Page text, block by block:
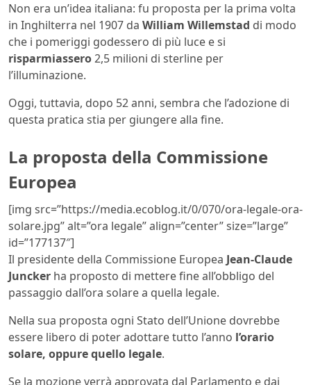
Non era un’idea italiana: fu proposta per la prima volta
in Inghilterra nel 1907 da William Willemstad di modo
che i pomeriggi godessero di più luce e si
risparmiassero2,5 milioni di sterline per
l’illuminazione.
Oggi, tuttavia, dopo 52 anni, sembra che l’adozione di
questa pratica stia per giungere alla fine.
La proposta della Commissione
Europea
[img src=”https://media.ecoblog.it/0/070/ora-legale-ora-
solare.jpg” alt=”ora legale” align=”center” size=”large”
id=”177137″]
Il presidente della Commissione Europea Jean-Claude
Juncker ha proposto di mettere fine all’obbligo del
passaggio dall’ora solare a quella legale.
Nella sua proposta ogni Stato dell’Unione dovrebbe
essere libero di poter adottare tutto l’anno l’orario
solare, oppure quello legale.
Se la mozione verrà approvata dal Parlamento e dai